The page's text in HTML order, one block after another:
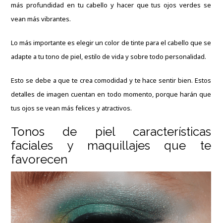
más profundidad en tu cabello y hacer que tus ojos verdes se
vean más vibrantes.
Lo más importante es elegir un color de tinte para el cabello que se
adapte a tu tono de piel, estilo de vida y sobre todo personalidad.
Esto se debe a que te crea comodidad y te hace sentir bien. Estos
detalles de imagen cuentan en todo momento, porque harán que
tus ojos se vean más felices y atractivos.
Tonos de piel características
faciales y maquillajes que te
favorecen